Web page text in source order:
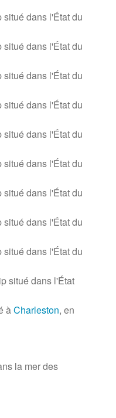
situé dans l'État du
situé dans l'État du
situé dans l'État du
situé dans l'État du
situé dans l'État du
situé dans l'État du
situé dans l'État du
situé dans l'État du
situé dans l'État du
situé dans l'État
àCharleston, en
la mer des